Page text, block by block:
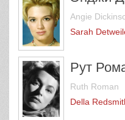
Angie
Sarah
Рут
Ruth Roman
Della